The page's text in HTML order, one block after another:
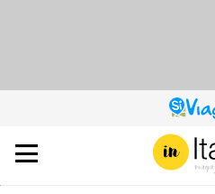
DI